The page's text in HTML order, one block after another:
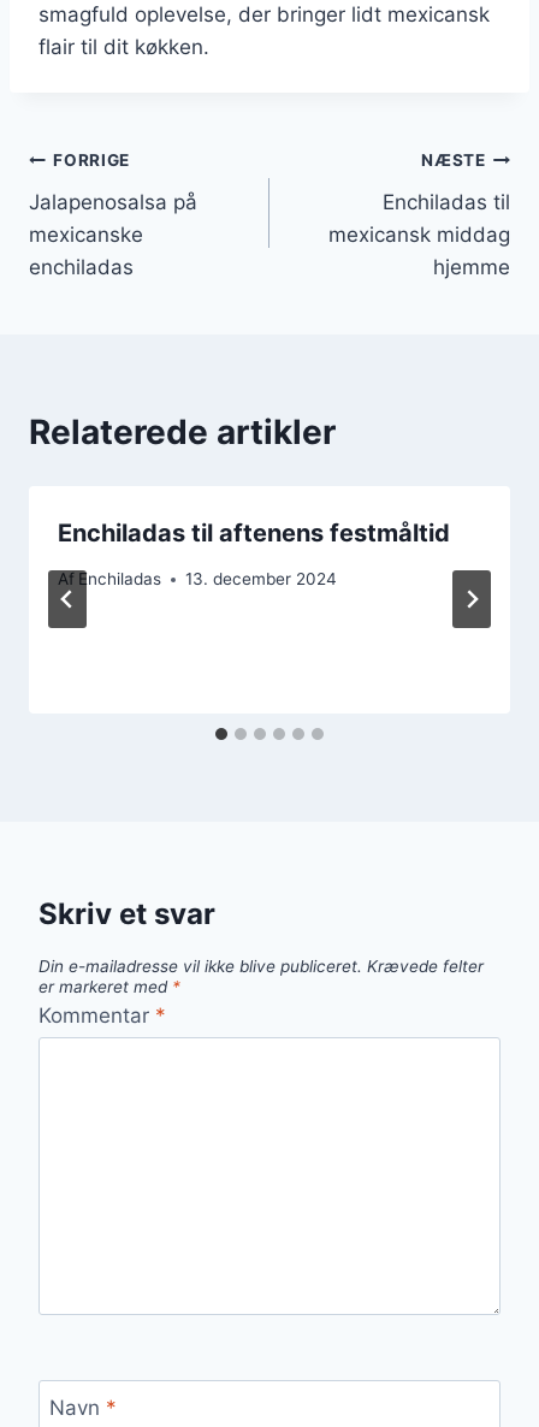
smagfuld oplevelse, der bringer lidt mexicansk
flair til dit køkken.
Indlægsnavigation
FORRIGE
Jalapenosalsa på
mexicanske
enchiladas
NÆSTE
Enchiladas til
mexicansk middag
hjemme
Relaterede artikler
Enchiladas til aftenens festmåltid
Af Enchiladas 13. december 2024
Skriv et svar
Din e-mailadresse vil ikke blive publiceret. Krævede felter
er markeret med *
Kommentar *
Navn *